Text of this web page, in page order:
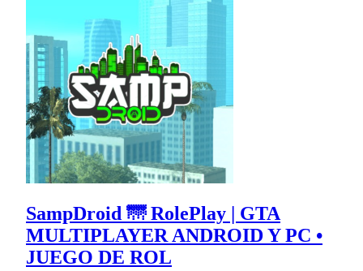
SampDroid 🌁 RolePlay | GTA
MULTIPLAYER ANDROID Y PC •
JUEGO DE ROL